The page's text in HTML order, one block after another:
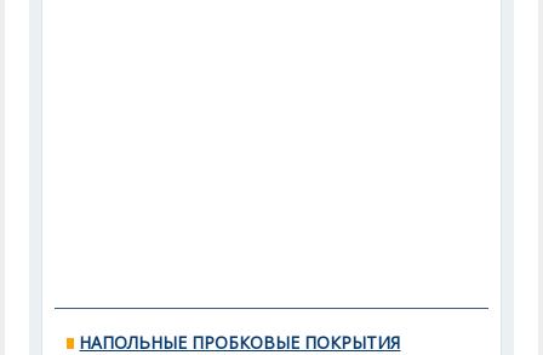
НАПОЛЬНЫЕ ПРОБКОВЫЕ ПОКРЫТИЯ